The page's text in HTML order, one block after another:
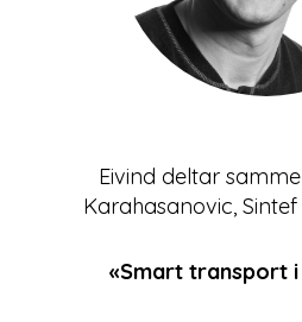
Eivind deltar
Karahasanovic,
«Smart transport